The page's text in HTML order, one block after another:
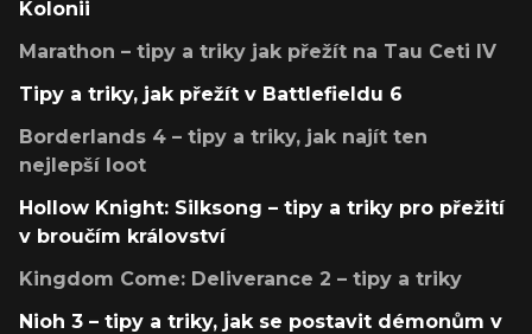
Kolonii
Marathon – tipy a triky jak přežít na Tau Ceti IV
Tipy a triky, jak přežít v Battlefieldu 6
Borderlands 4 – tipy a triky, jak najít ten
nejlepší loot
Hollow Knight: Silksong – tipy a triky pro přežití
v broučím království
Kingdom Come: Deliverance 2 – tipy a triky
Nioh 3 – tipy a triky, jak se postavit démonům v